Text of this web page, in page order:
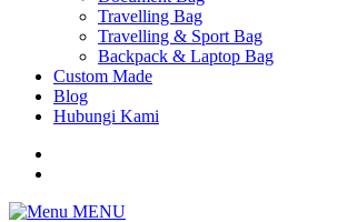
Travelling Bag
Travelling & Sport Bag
Backpack & Laptop Bag
Custom Made
Blog
Hubungi Kami
MENU